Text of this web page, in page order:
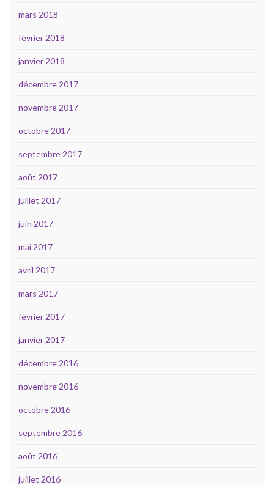
mars 2018
février 2018
janvier 2018
décembre 2017
novembre 2017
octobre 2017
septembre 2017
août 2017
juillet 2017
juin 2017
mai 2017
avril 2017
mars 2017
février 2017
janvier 2017
décembre 2016
novembre 2016
octobre 2016
septembre 2016
août 2016
juillet 2016